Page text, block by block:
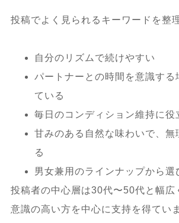
投稿でよく見られるキーワードを整
自分のリズムで続けやすい
パートナーとの時間を意識する
ている
毎日のコンディション維持に役
甘みのある自然な味わいで、無
る
男女兼用のラインナップから選
投稿者の中心層は30代〜50代と幅広
意識の高い方を中心に支持を得てい